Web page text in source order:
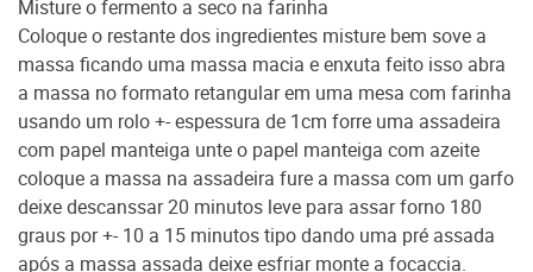
Misture o fermento a seco na farinha
Coloque o restante dos ingredientes misture bem sove a
massa ficando uma massa macia e enxuta feito isso abra
a massa no formato retangular em uma mesa com farinha
usando um rolo +- espessura de 1cm forre uma assadeira
com papel manteiga unte o papel manteiga com azeite
coloque a massa na assadeira fure a massa com um garfo
deixe descanssar 20 minutos leve para assar forno 180
graus por +- 10 a 15 minutos tipo dando uma pré assada
após a massa assada deixe esfriar monte a focaccia.